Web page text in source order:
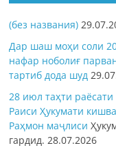
(без названия)
Дар шаш моҳи соли
нафар ноболиғ
тартиб дода шуд
28 июл таҳти
Раиси Ҳукумати
Раҳмон маҷлиси
гардид.28.07.2026